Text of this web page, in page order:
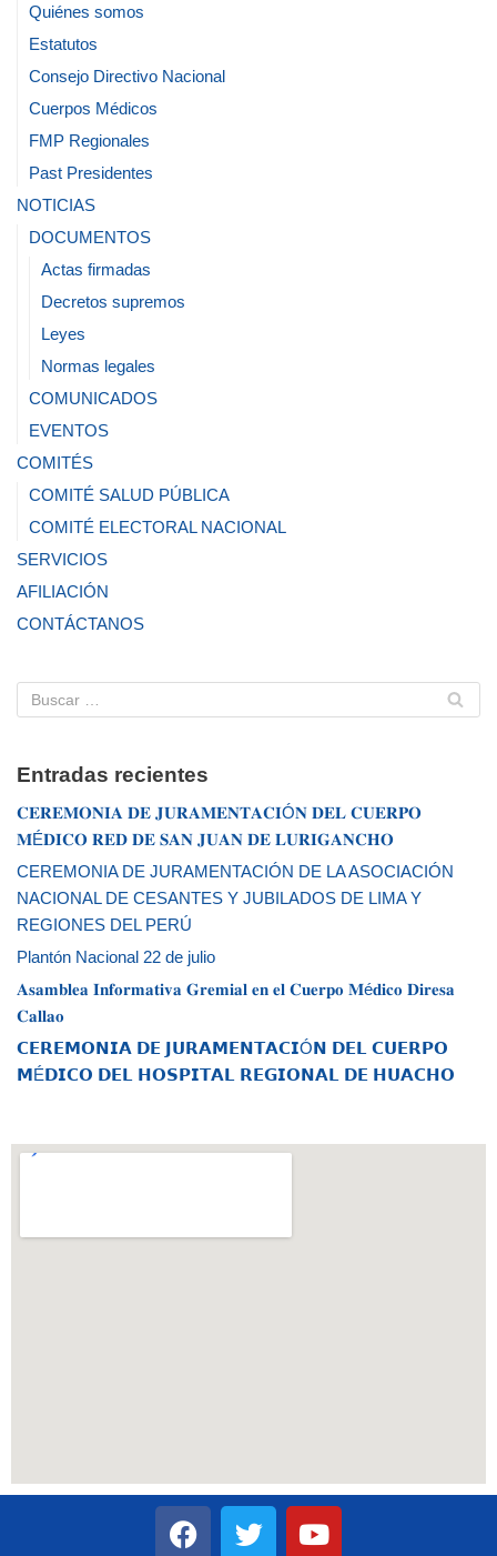
Quiénes somos
Estatutos
Consejo Directivo Nacional
Cuerpos Médicos
FMP Regionales
Past Presidentes
NOTICIAS
DOCUMENTOS
Actas firmadas
Decretos supremos
Leyes
Normas legales
COMUNICADOS
EVENTOS
COMITÉS
COMITÉ SALUD PÚBLICA
COMITÉ ELECTORAL NACIONAL
SERVICIOS
AFILIACIÓN
CONTÁCTANOS
Entradas recientes
𝐂𝐄𝐑𝐄𝐌𝐎𝐍𝐈𝐀 𝐃𝐄 𝐉𝐔𝐑𝐀𝐌𝐄𝐍𝐓𝐀𝐂𝐈Ó𝐍 𝐃𝐄𝐋 𝐂𝐔𝐄𝐑𝐏𝐎
𝐌É𝐃𝐈𝐂𝐎 𝐑𝐄𝐃 𝐃𝐄 𝐒𝐀𝐍 𝐉𝐔𝐀𝐍 𝐃𝐄 𝐋𝐔𝐑𝐈𝐆𝐀𝐍𝐂𝐇𝐎
CEREMONIA DE JURAMENTACIÓN DE LA ASOCIACIÓN
NACIONAL DE CESANTES Y JUBILADOS DE LIMA Y
REGIONES DEL PERÚ
Plantón Nacional 22 de julio
𝐀𝐬𝐚𝐦𝐛𝐥𝐞𝐚 𝐈𝐧𝐟𝐨𝐫𝐦𝐚𝐭𝐢𝐯𝐚 𝐆𝐫𝐞𝐦𝐢𝐚𝐥 𝐞𝐧 𝐞𝐥 𝐂𝐮𝐞𝐫𝐩𝐨 𝐌é𝐝𝐢𝐜𝐨 𝐃𝐢𝐫𝐞𝐬𝐚
𝐂𝐚𝐥𝐥𝐚𝐨
𝗖𝗘𝗥𝗘𝗠𝗢𝗡𝗜𝗔 𝗗𝗘 𝗝𝗨𝗥𝗔𝗠𝗘𝗡𝗧𝗔𝗖𝗜Ó𝗡 𝗗𝗘𝗟 𝗖𝗨𝗘𝗥𝗣𝗢
𝗠É𝗗𝗜𝗖𝗢 𝗗𝗘𝗟 𝗛𝗢𝗦𝗣𝗜𝗧𝗔𝗟 𝗥𝗘𝗚𝗜𝗢𝗡𝗔𝗟 𝗗𝗘 𝗛𝗨𝗔𝗖𝗛𝗢